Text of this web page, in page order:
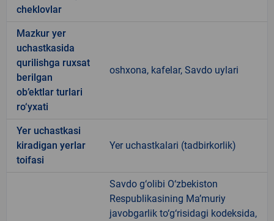
cheklovlar
Mazkur yer
uchastkasida
qurilishga ruxsat
berilgan
ob’ektlar turlari
ro‘yxati
oshxona, kafelar, Savdo uylari
Yer uchastkasi
kiradigan yerlar
toifasi
Yer uchastkalari (tadbirkorlik)
Savdo g‘olibi O‘zbekiston
Respublikasining Ma’muriy
javobgarlik to‘g‘risidagi kodeksida,